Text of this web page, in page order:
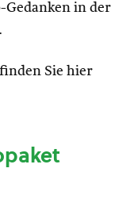
Gedanken in der
Sie hier